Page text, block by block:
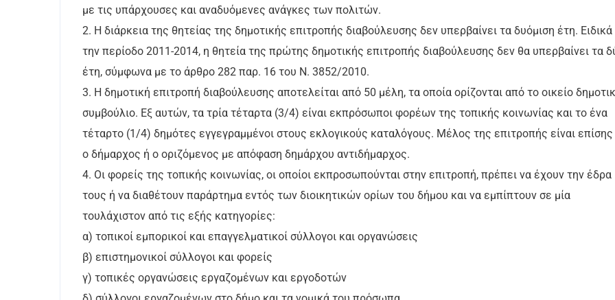
με τις υπάρχουσες και αναδυόμενες ανάγκες των πολιτών.
2. Η διάρκεια της θητείας της δημοτικής επιτροπής διαβούλευσης δεν υπερβαίνει τα δυόμιση έτη. Ειδικά
την περίοδο 2011-2014, η θητεία της πρώτης δημοτικής επιτροπής διαβούλευσης δεν θα υπερβαίνει τα
έτη, σύμφωνα με το άρθρο 282 παρ. 16 του Ν. 3852/2010.
3. Η δημοτική επιτροπή διαβούλευσης αποτελείται από 50 μέλη, τα οποία ορίζονται από το οικείο
συμβούλιο. Εξ αυτών, τα τρία τέταρτα (3/4) είναι εκπρόσωποι φορέων της τοπικής κοινωνίας και το ένα
τέταρτο (1/4) δημότες εγγεγραμμένοι στους εκλογικούς καταλόγους. Μέλος της επιτροπής είναι επίσης
ο δήμαρχος ή ο οριζόμενος με απόφαση δημάρχου αντιδήμαρχος.
4. Οι φορείς της τοπικής κοινωνίας, οι οποίοι εκπροσωπούνται στην επιτροπή, πρέπει να έχουν την έδρα
τους ή να διαθέτουν παράρτημα εντός των διοικητικών ορίων του δήμου και να εμπίπτουν σε μία
τουλάχιστον από τις εξής κατηγορίες:
α) τοπικοί εμπορικοί και επαγγελματικοί σύλλογοι και οργανώσεις
β) επιστημονικοί σύλλογοι και φορείς
γ) τοπικές οργανώσεις εργαζομένων και εργοδοτών